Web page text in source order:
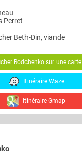
Perret
Beth-Din, viande
Rodchenko sur une carte
Itinéraire Waze
Itinéraire Gmap